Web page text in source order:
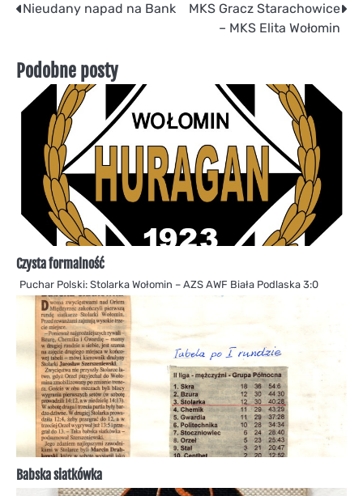
Nawigacja
Nieudany napad na Bank
MKS Gracz Starachowice
– MKS Elita Wołomin
Podobne posty
Czysta formalność
Puchar Polski: Stolarka Wołomin – AZS AWF Biała Podlaska 3:0
Babska siatkówka